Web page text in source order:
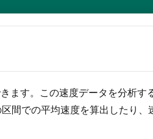
ます。この速度データを分析す
間での平均速度を算出したり、